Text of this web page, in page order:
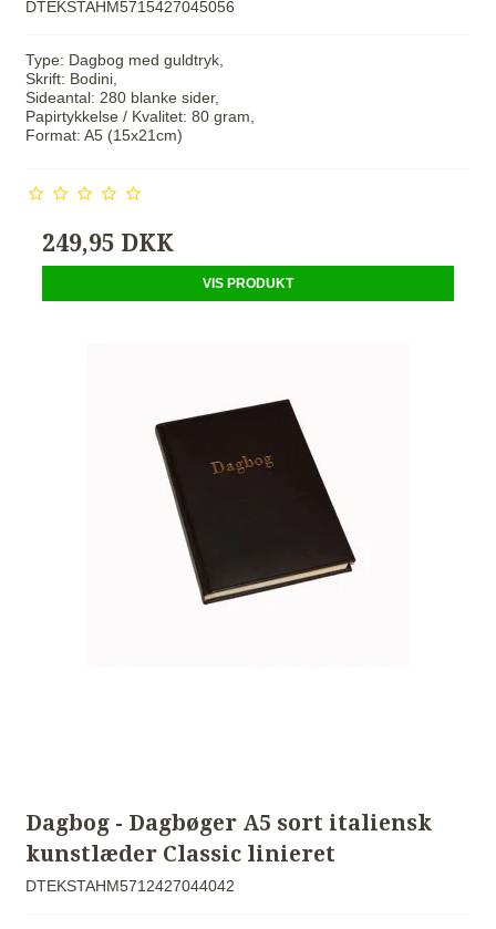
DTEKSTAHM5715427045056
Type: Dagbog med guldtryk,
Skrift: Bodini,
Sideantal: 280 blanke sider,
Papirtykkelse / Kvalitet: 80 gram,
Format: A5 (15x21cm)
249,95 DKK
VIS PRODUKT
Dagbog - Dagbøger A5 sort italiensk
kunstlæder Classic linieret
DTEKSTAHM5712427044042